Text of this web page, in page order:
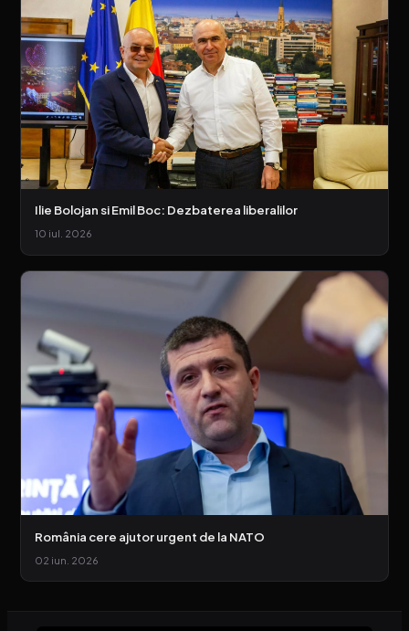
Ilie Bolojan si Emil Boc: Dezbaterea liberalilor
10 iul. 2026
România cere ajutor urgent de la NATO
02 iun. 2026